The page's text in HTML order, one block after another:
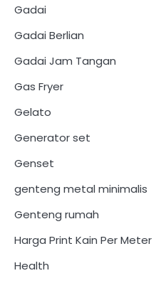
Gadai
Gadai Berlian
Gadai Jam Tangan
Gas Fryer
Gelato
Generator set
Genset
genteng metal minimalis
Genteng rumah
Harga Print Kain Per Meter
Health